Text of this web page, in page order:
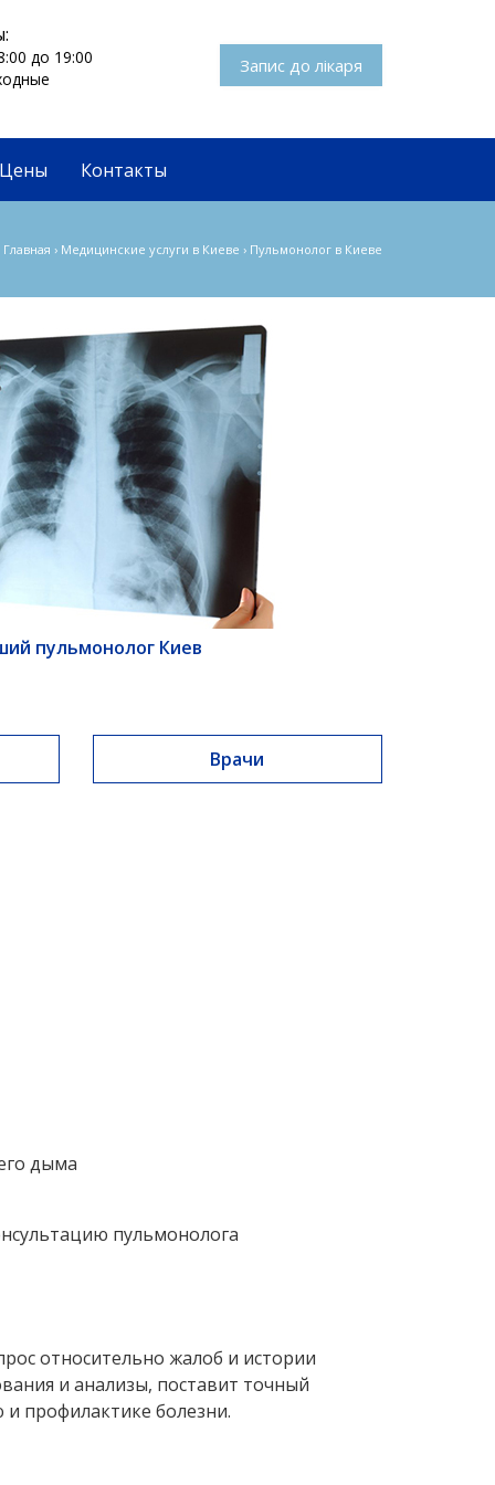
до 19:00
Запис до лікаря
Цены Контакты
Главная › Медицинские услуги в Киеве › Пульмонолог в Киеве
пульмонолог Киев
Врачи
дыма
пульмонолога
относительно жалоб и истории
и анализы, поставит точный
профилактике болезни.